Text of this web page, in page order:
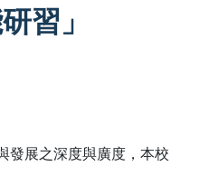
習」
發展之深度與廣度，本校